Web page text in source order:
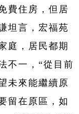
費住房，但居
坦言，宏福苑
庭，居民都期
不一，“從目前
未來能繼續原
留在原區，如